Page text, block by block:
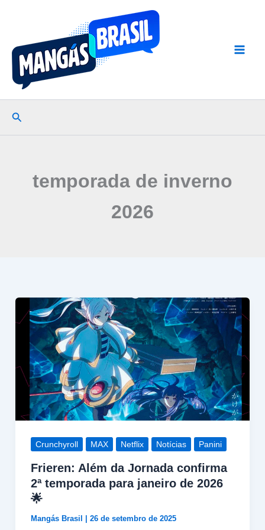
conteúdo
Pesquisar
temporada de inverno
2026
Crunchyroll MAX Netflix Notícias Panini
Frieren: Além da Jornada confirma
2ª temporada para janeiro de 2026
🌟
Mangás Brasil 26 de setembro de 2025